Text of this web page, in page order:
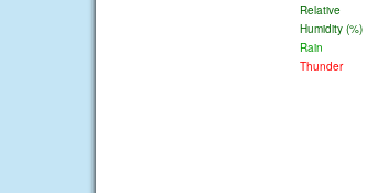
Relative
Humidity (%)
Rain
Thunder